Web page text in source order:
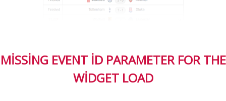
MISSING EVENT ID PARAMETER FOR THE
WIDGET LOAD